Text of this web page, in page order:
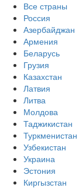
Все страны
Россия
Азербайджан
Армения
Беларусь
Грузия
Казахстан
Латвия
Литва
Молдова
Таджикистан
Туркменистан
Узбекистан
Украина
Эстония
Киргызстан